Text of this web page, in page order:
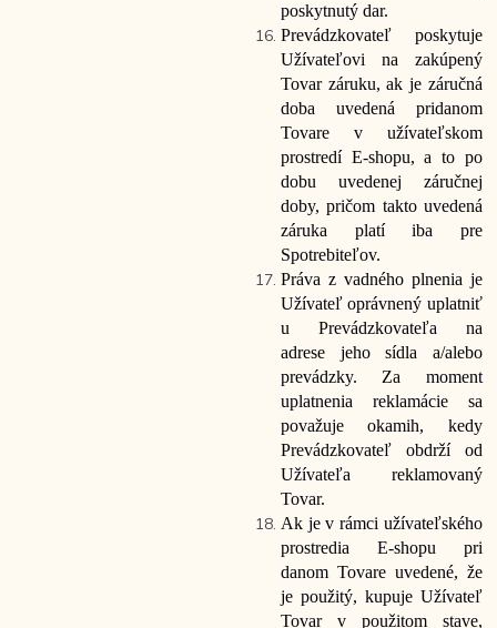
poskytnutý dar.
Prevádzkovateľ poskytuje
Užívateľovi na zakúpený
Tovar záruku, ak je záručná
doba uvedená pridanom
Tovare v užívateľskom
prostredí E-shopu, a to po
dobu uvedenej záručnej
doby, pričom takto uvedená
záruka platí iba pre
Spotrebiteľov.
Práva z vadného plnenia je
Užívateľ oprávnený uplatniť
u Prevádzkovateľa na
adrese jeho sídla a/alebo
prevádzky. Za moment
uplatnenia reklamácie sa
považuje okamih, kedy
Prevádzkovateľ obdrží od
Užívateľa reklamovaný
Tovar.
Ak je v rámci užívateľského
prostredia E-shopu pri
danom Tovare uvedené, že
je použitý, kupuje Užívateľ
Tovar v použitom stave,